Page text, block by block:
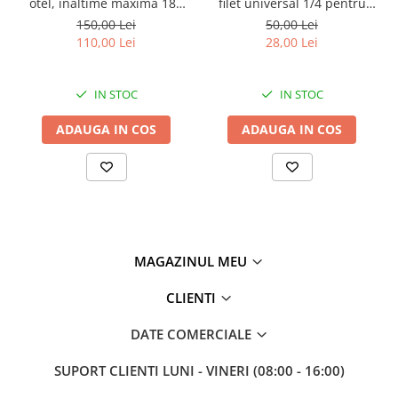
cm, greutate suportata 60
kg, negru
150,00 Lei
110,00 Lei
IN STOC
ADAUGA IN COS
studio,foto,lampa
circulara,aparat foto
50,00 Lei
28,00 Lei
IN STOC
ADAUGA IN COS
MAGAZINUL MEU
CLIENTI
DATE COMERCIALE
SUPORT CLIENTI LUNI - VINERI (08:00 - 16:00)